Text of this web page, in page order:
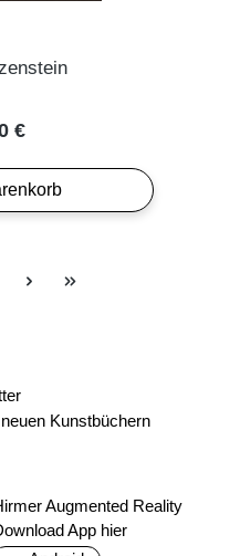
Preis:
€
Kunstbüchern
Augmented Reality
App hier